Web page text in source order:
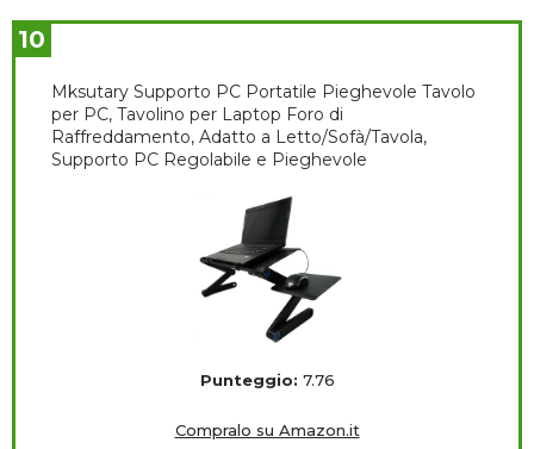
10
Mksutary Supporto PC Portatile Pieghevole Tavolo
per PC, Tavolino per Laptop Foro di
Raffreddamento, Adatto a Letto/Sofà/Tavola,
Supporto PC Regolabile e Pieghevole
Punteggio: 7.76
Compralo su Amazon.it